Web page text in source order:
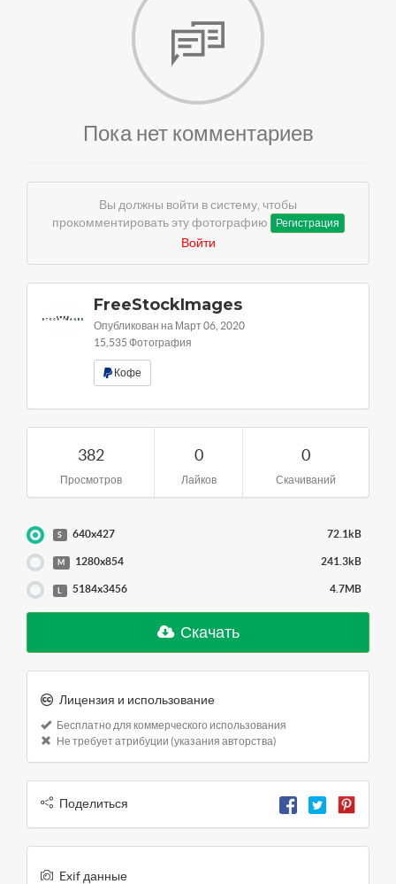
Пока нет комментариев
Вы должны войти в систему, чтобы
прокомментировать эту фотографию
Регистрация
Войти
FreeStockImages
Опубликован на Март 06, 2020
15,535 Фотография
Кофе
382
Просмотров
0
Лайков
0
Скачиваний
S 640x427 72.1kB
M 1280x854 241.3kB
L 5184x3456 4.7MB
Скачать
Лицензия и использование
Бесплатно для коммерческого использования
Не требует атрибуции (указания авторства)
Поделиться
Exif данные